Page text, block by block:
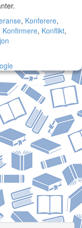
, Konferere,
Konfirmere, Konflikt,